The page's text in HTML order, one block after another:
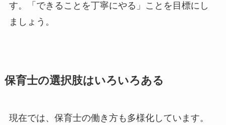
す。「できることを丁寧にやる」ことを目標にし
ましょう。
保育士の選択肢はいろいろある
現在では、保育士の働き方も多様化しています。